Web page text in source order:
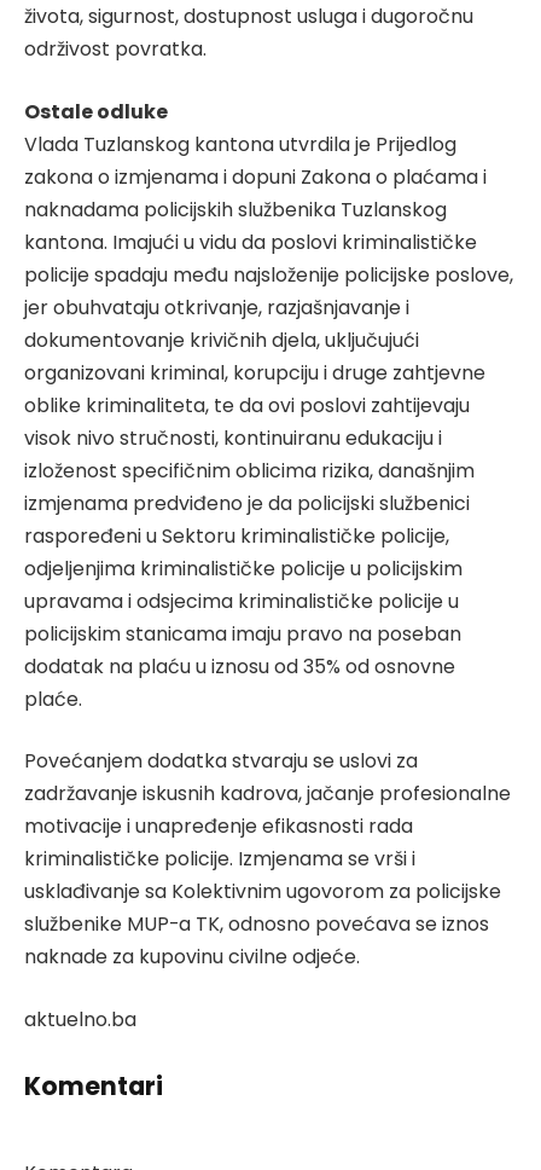
života, sigurnost, dostupnost usluga i dugoročnu
održivost povratka.
Ostale odluke
Vlada Tuzlanskog kantona utvrdila je Prijedlog
zakona o izmjenama i dopuni Zakona o plaćama i
naknadama policijskih službenika Tuzlanskog
kantona. Imajući u vidu da poslovi kriminalističke
policije spadaju među najsloženije policijske poslove,
jer obuhvataju otkrivanje, razjašnjavanje i
dokumentovanje krivičnih djela, uključujući
organizovani kriminal, korupciju i druge zahtjevne
oblike kriminaliteta, te da ovi poslovi zahtijevaju
visok nivo stručnosti, kontinuiranu edukaciju i
izloženost specifičnim oblicima rizika, današnjim
izmjenama predviđeno je da policijski službenici
raspoređeni u Sektoru kriminalističke policije,
odjeljenjima kriminalističke policije u policijskim
upravama i odsjecima kriminalističke policije u
policijskim stanicama imaju pravo na poseban
dodatak na plaću u iznosu od 35% od osnovne
plaće.
Povećanjem dodatka stvaraju se uslovi za
zadržavanje iskusnih kadrova, jačanje profesionalne
motivacije i unapređenje efikasnosti rada
kriminalističke policije. Izmjenama se vrši i
usklađivanje sa Kolektivnim ugovorom za policijske
službenike MUP-a TK, odnosno povećava se iznos
naknade za kupovinu civilne odjeće.
aktuelno.ba
Komentari